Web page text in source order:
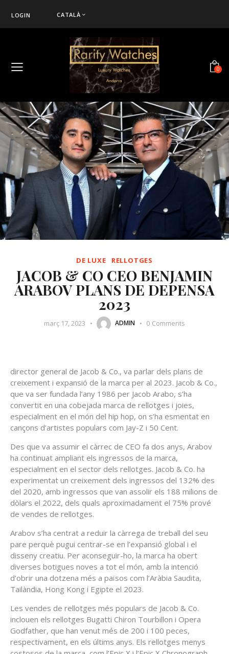
LOGIN CATALÀ
0
DE LUXE RELLOTGES
JACOB & CO CEO BENJAMIN
ARABOV PLANS DE DEPENSA
2023
març 17, 2023 ADMIN 0 Comments
director general de Jacob & Co., va parlar dels plans de
creixement i expansió de la marca per al 2023. Jacob & Co.,
que va ser fundada l’any 1986 per Jacob Arabo, s’ha
convertit en una cobejada marca de rellotges i joies,
especialment en el món del hip hop, on s’ha esmentat en
cançons d’artistes populars com Jay-Z i 50 Cent.
Des que va assumir el càrrec de CEO fa dos anys, Arabov
ha continuat ampliant els ingressos de la marca,
especialment en el sector dels rellotges. Jacob & Co. ha
experimentat un creixement dels ingressos del 132% des
del 2020, amb ingressos que van assolir els 188 milions de
dòlars el 2022, dels quals aproximadament el 75% prové
de vendes de rellotges.
Arabov s’ha centrat a reduir la càrrega de treball del seu
pare perquè pugui centrar-se en l’expansió global i el
disseny creatiu. Per aconseguir-ho, la marca ha obert
diverses botigues noves a tot el món, amb la intenció
d’obrir una dotzena més a països com l’Aràbia Saudita,
Tailàndia, Hong Kong i Egipte el 2023.
Les vendes de rellotges més populars de Jacob & Co.
inclouen els rellotges Bugatti Chiron Tourbillon i Opera
Godfather, que han venut més de 200 i 100 peces,
respectivament, en els últims anys. Els rellotges menys